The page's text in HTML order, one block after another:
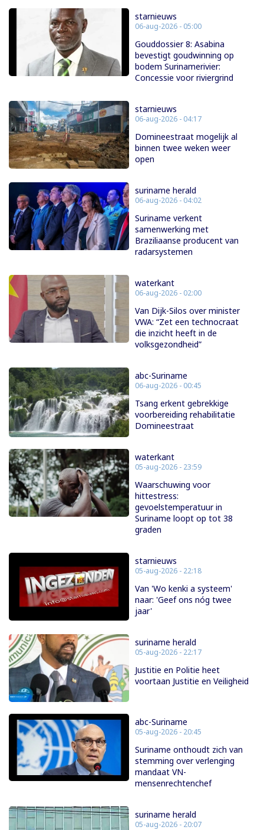
starnieuws
06-aug-2026 - 05:00
Gouddossier 8: Asabina
bevestigt goudwinning op
bodem Surinamerivier:
Concessie voor riviergrind
starnieuws
06-aug-2026 - 04:17
Domineestraat mogelijk al
binnen twee weken weer
open
suriname herald
06-aug-2026 - 04:02
Suriname verkent
samenwerking met
Braziliaanse producent van
radarsystemen
waterkant
06-aug-2026 - 02:00
Van Dijk-Silos over minister
VWA: “Zet een technocraat
die inzicht heeft in de
volksgezondheid”
abc-Suriname
06-aug-2026 - 00:45
Tsang erkent gebrekkige
voorbereiding rehabilitatie
Domineestraat
waterkant
05-aug-2026 - 23:59
Waarschuwing voor
hittestress:
gevoelstemperatuur in
Suriname loopt op tot 38
graden
starnieuws
05-aug-2026 - 22:18
Van 'Wo kenki a systeem'
naar: 'Geef ons nóg twee
jaar'
suriname herald
05-aug-2026 - 22:17
Justitie en Politie heet
voortaan Justitie en Veiligheid
abc-Suriname
05-aug-2026 - 20:45
Suriname onthoudt zich van
stemming over verlenging
mandaat VN-
mensenrechtenchef
suriname herald
05-aug-2026 - 20:07